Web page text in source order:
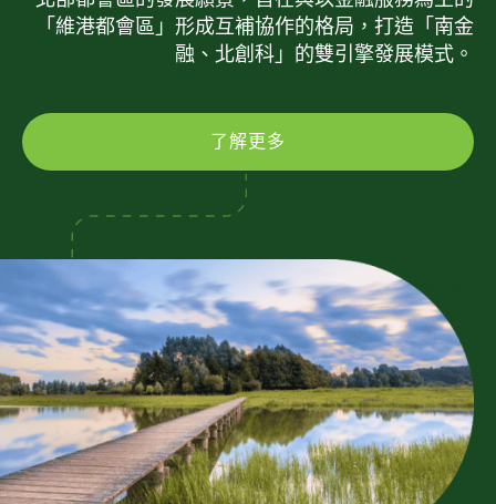
「維港都會區」形成互補協作的格局，打造「南金
融、北創科」的雙引擎發展模式。
了解更多